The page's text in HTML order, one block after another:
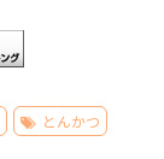
とんかつ